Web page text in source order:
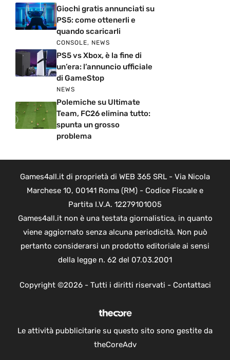
Giochi gratis annunciati su
PS5: come ottenerli e
quando scaricarli
CONSOLE, NEWS
PS5 vs Xbox, è la fine di
un’era: l’annuncio ufficiale
di GameStop
NEWS
Polemiche su Ultimate
Team, FC26 elimina tutto:
spunta un grosso
problema
Games4all.it di proprietà di WEB 365 SRL - Via Nicola
Marchese 10, 00141 Roma (RM) - Codice Fiscale e
Partita I.V.A. 12279101005
Games4all.it non è una testata giornalistica, in quanto
viene aggiornato senza alcuna periodicità. Non può
pertanto considerarsi un prodotto editoriale ai sensi
della legge n. 62 del 07.03.2001
Copyright ©2026 - Tutti i diritti riservati - Contattaci
Le attività pubblicitarie su questo sito sono gestite da
theCoreAdv